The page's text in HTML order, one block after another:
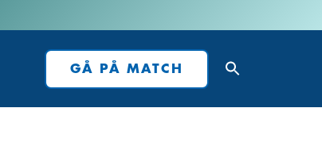
GÅ PÅ MATCH